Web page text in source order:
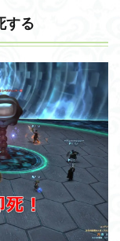
する